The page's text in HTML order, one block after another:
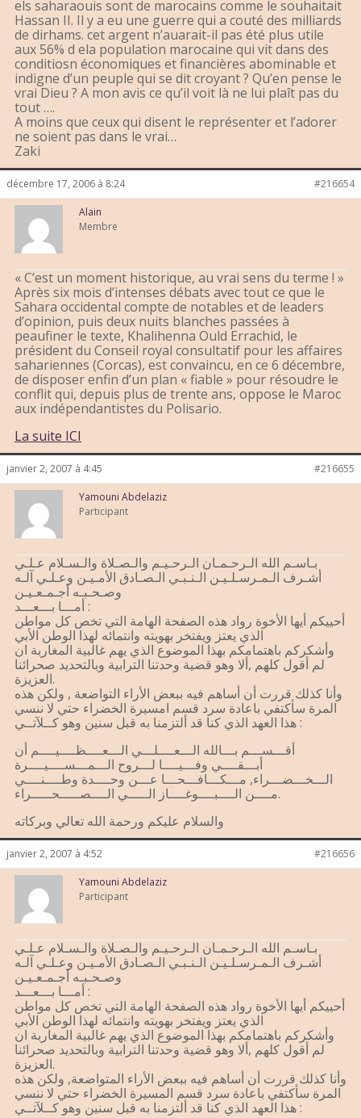
els saharaouis sont de marocains comme le souhaitait
Hassan II. Il y a eu une guerre qui a couté des milliards
de dirhams. cet argent n’auarait-il pas été plus utile
aux 56% d ela population marocaine qui vit dans des
conditiosn économiques et financières abominable et
indigne d’un peuple qui se dit croyant ? Qu’en pense le
vrai Dieu ? A mon avis ce qu’il voit là ne lui plaît pas du
tout ….
A moins que ceux qui disent le représenter et l’adorer
ne soient pas dans le vrai…
Zaki
décembre 17, 2006 à 8:24 #216654
Alain
Membre
« C’est un moment historique, au vrai sens du terme ! »
Après six mois d’intenses débats avec tout ce que le
Sahara occidental compte de notables et de leaders
d’opinion, puis deux nuits blanches passées à
peaufiner le texte, Khalihenna Ould Errachid, le
président du Conseil royal consultatif pour les affaires
sahariennes (Corcas), est convaincu, en ce 6 décembre,
de disposer enfin d’un plan « fiable » pour résoudre le
conflit qui, depuis plus de trente ans, oppose le Maroc
aux indépendantistes du Polisario.
La suite ICI
janvier 2, 2007 à 4:45 #216655
Yamouni Abdelaziz
Participant
بـاسـم الله الـرحـمـان الـرحـيـم والـصـلاة والـسـلام عـلـي
أشـرف الـمـرسـلـيـن الـنـبـي الـصـادق الأمـيـن وعـلـي آلـه
وصـحـبـه أجـمـعـيـن
أمـــا بـــعـــد :
أحييكم أيها الأخوة رواد هذه الصفحة الهامة التي تخص كل مواطن
الذي يعتز ويفتخر بهويته وانتمائه لهذا الوطن الأبي
وأشكركم باهتمامكم بهذا الموضوع الذي يهم غالبية المغاربة ان
لم أقول كلهم ,ألا وهو قضية وحدتنا الترابية وبالتحديد صحرائنا
العزيزة.
وأنا كذلك قررت أن أساهم فيه ببعض الأراء التواضعة , ولكن هذه
المرة سأكتفي باعادة سرد قسم امسيرة الخضراء حتي لا ننسي
هذا العهد الذي كنا قد ألتزمنا به قبل سنين وهو كــلآتــي :
أقـــســـم بـــالله الـــعــــلـــي الـــعــــظــــيــــم أن
أبـــقــــي وفـــيــــا لـــروح الـــمـــســــيــــرة
الـــخـــضـــراء, مـــكـــافـــحـــا عـــن وحــــدة وطــــنــــي
مــــن الــــبــــوغــــاز الـــــي الــــصـــــحـــــراء.
والسلام عليكم ورحمة الله تعالي وبركاته
janvier 2, 2007 à 4:52 #216656
Yamouni Abdelaziz
Participant
بـاسـم الله الـرحـمـان الـرحـيـم والـصـلاة والـسـلام عـلـي
أشـرف الـمـرسـلـيـن الـنـبـي الـصـادق الأمـيـن وعـلـي آلـه
وصـحـبـه أجـمـعـيـن
أمـــا بـــعـــد :
أحييكم أيها الأخوة رواد هذه الصفحة الهامة التي تخص كل مواطن
الذي يعتز ويفتخر بهويته وانتمائه لهذا الوطن الأبي
وأشكركم باهتمامكم بهذا الموضوع الذي يهم غالبية المغاربة ان
لم أقول كلهم ,ألا وهو قضية وحدتنا الترابية وبالتحديد صحرائنا
العزيزة.
وأنا كذلك قررت أن أساهم فيه ببعض الأراء المتواضعة, ولكن هذه
المرة سأكتفي باعادة سرد قسم المسيرة الخضراء حتي لا ننسي
هذا العهد الذي كنا قد ألتزمنا به قبل سنين وهو كــلآتــي :